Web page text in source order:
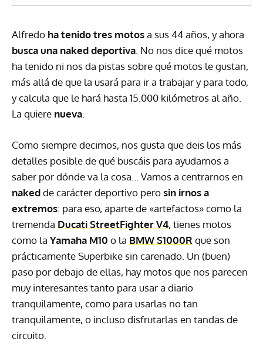
Alfredo ha tenido tres motosa sus 44 años, y ahora
busca una naked deportiva. No nos dice qué motos
ha tenido ni nos da pistas sobre qué motos le gustan,
más allá de que la usará para ir a trabajar y para todo,
y calcula que le hará hasta 15.000 kilómetros al año.
La quiere nueva.
Como siempre decimos, nos gusta que deis los más
detalles posible de qué buscáis para ayudarnos a
saber por dónde va la cosa… Vamos a centrarnos en
nakedde carácter deportivo perosin irnos a
extremos: para eso, aparte de «artefactos» como la
tremenda Ducati StreetFighter V4, tienes motos
como la Yamaha M10 o la BMW S1000R que son
prácticamente Superbike sin carenado. Un (buen)
paso por debajo de ellas, hay motos que nos parecen
muy interesantes tanto para usar a diario
tranquilamente, como para usarlas no tan
tranquilamente, o incluso disfrutarlas en tandas de
circuito.